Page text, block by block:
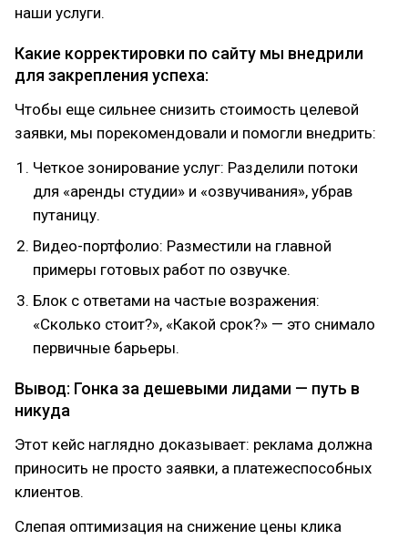
наши услуги.
Какие корректировки по сайту мы внедрили
для закрепления успеха:
Чтобы еще сильнее снизить стоимость целевой
заявки, мы порекомендовали и помогли внедрить:
Четкое зонирование услуг: Разделили потоки
для «аренды студии» и «озвучивания», убрав
путаницу.
Видео-портфолио: Разместили на главной
примеры готовых работ по озвучке.
Блок с ответами на частые возражения:
«Сколько стоит?», «Какой срок?» — это снимало
первичные барьеры.
Вывод: Гонка за дешевыми лидами — путь в
никуда
Этот кейс наглядно доказывает: реклама должна
приносить не просто заявки, а платежеспособных
клиентов.
Слепая оптимизация на снижение цены клика